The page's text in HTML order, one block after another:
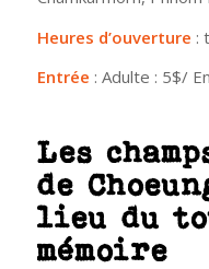
Heures d’ouverture :
Entrée : Adulte : 5$/
Les
de
lieu du
mémoire